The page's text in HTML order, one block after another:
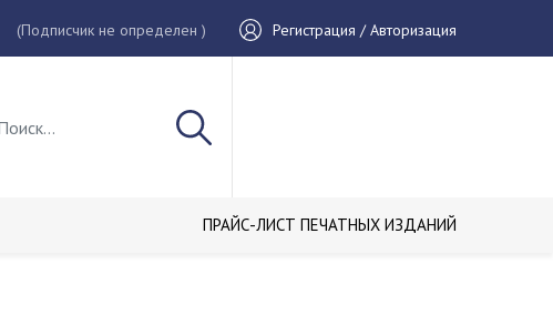
(Подписчик не определен ) Регистрация / Авторизация
ПРАЙС-ЛИСТ ПЕЧАТНЫХ ИЗДАНИЙ